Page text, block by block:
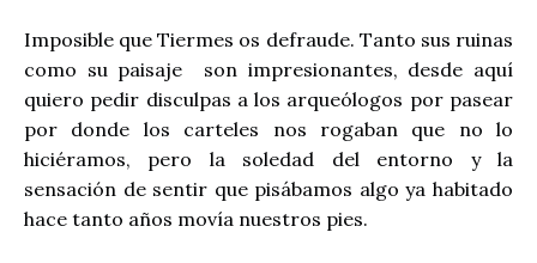
Imposible que Tiermes os defraude. Tanto sus ruinas
como su paisaje son impresionantes, desde aquí
quiero pedir disculpas a los arqueólogos por pasear
por donde los carteles nos rogaban que no lo
hiciéramos, pero la soledad del entorno y la
sensación de sentir que pisábamos algo ya habitado
hace tanto años movía nuestros pies.